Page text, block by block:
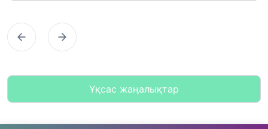
Предыдущий
Ұқсас жаңалықтар